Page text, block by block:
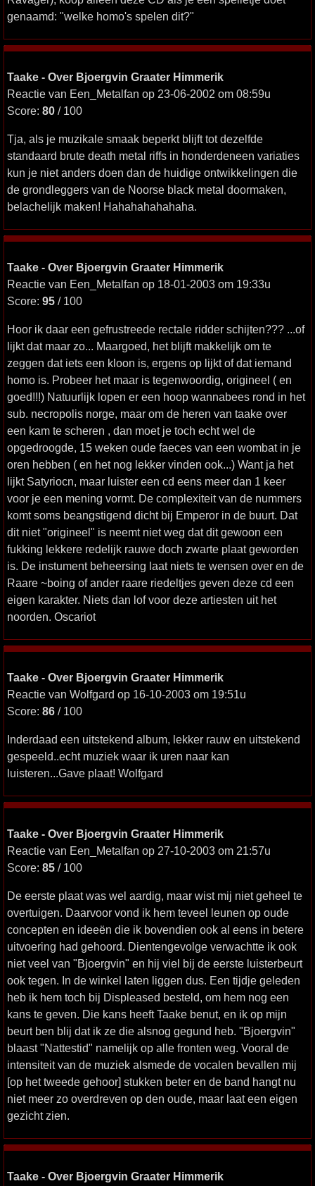
genaamd: "welke homo's spelen dit?"
Taake - Over Bjoergvin Graater Himmerik
Reactie van Een_Metalfan op 23-06-2002 om 08:59u
Score: 80 / 100
Tja, als je muzikale smaak beperkt blijft tot dezelfde
standaard brute death metal riffs in honderdeneen variaties
kun je niet anders doen dan de huidige ontwikkelingen die
de grondleggers van de Noorse black metal doormaken,
belachelijk maken! Hahahahahahaha.
Taake - Over Bjoergvin Graater Himmerik
Reactie van Een_Metalfan op 18-01-2003 om 19:33u
Score: 95 / 100
Hoor ik daar een gefrustreede rectale ridder schijten??? ...of
lijkt dat maar zo... Maargoed, het blijft makkelijk om te
zeggen dat iets een kloon is, ergens op lijkt of dat iemand
homo is. Probeer het maar is tegenwoordig, origineel ( en
goed!!!) Natuurlijk lopen er een hoop wannabees rond in het
sub. necropolis norge, maar om de heren van taake over
een kam te scheren , dan moet je toch echt wel de
opgedroogde, 15 weken oude faeces van een wombat in je
oren hebben ( en het nog lekker vinden ook...) Want ja het
lijkt Satyriocn, maar luister een cd eens meer dan 1 keer
voor je een mening vormt. De complexiteit van de nummers
komt soms beangstigend dicht bij Emperor in de buurt. Dat
dit niet "origineel" is neemt niet weg dat dit gewoon een
fukking lekkere redelijk rauwe doch zwarte plaat geworden
is. De instument beheersing laat niets te wensen over en de
Raare ~boing of ander raare riedeltjes geven deze cd een
eigen karakter. Niets dan lof voor deze artiesten uit het
noorden. Oscariot
Taake - Over Bjoergvin Graater Himmerik
Reactie van Wolfgard op 16-10-2003 om 19:51u
Score: 86 / 100
Inderdaad een uitstekend album, lekker rauw en uitstekend
gespeeld..echt muziek waar ik uren naar kan
luisteren...Gave plaat! Wolfgard
Taake - Over Bjoergvin Graater Himmerik
Reactie van Een_Metalfan op 27-10-2003 om 21:57u
Score: 85 / 100
De eerste plaat was wel aardig, maar wist mij niet geheel te
overtuigen. Daarvoor vond ik hem teveel leunen op oude
concepten en ideeën die ik bovendien ook al eens in betere
uitvoering had gehoord. Dientengevolge verwachtte ik ook
niet veel van "Bjoergvin" en hij viel bij de eerste luisterbeurt
ook tegen. In de winkel laten liggen dus. Een tijdje geleden
heb ik hem toch bij Displeased besteld, om hem nog een
kans te geven. Die kans heeft Taake benut, en ik op mijn
beurt ben blij dat ik ze die alsnog gegund heb. "Bjoergvin"
blaast "Nattestid" namelijk op alle fronten weg. Vooral de
intensiteit van de muziek alsmede de vocalen bevallen mij
[op het tweede gehoor] stukken beter en de band hangt nu
niet meer zo overdreven op den oude, maar laat een eigen
gezicht zien.
Taake - Over Bjoergvin Graater Himmerik